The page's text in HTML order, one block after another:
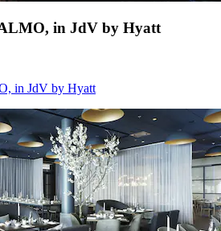
in JdV by Hyatt
in JdV by Hyatt